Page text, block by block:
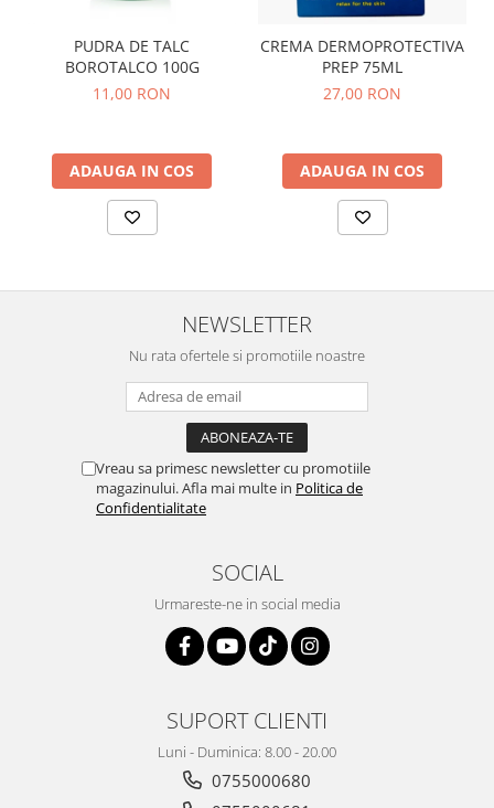
PUDRA DE TALC
BOROTALCO 100G
11,00 RON
ADAUGA IN COS
CREMA DERMOPROTECTIVA
PREP 75ML
27,00 RON
ADAUGA IN COS
NEWSLETTER
Nu rata ofertele si promotiile noastre
Vreau sa primesc newsletter cu promotiile
magazinului. Afla mai multe in Politica de
Confidentialitate
SOCIAL
Urmareste-ne in social media
SUPORT CLIENTI
Luni - Duminica: 8.00 - 20.00
0755000680